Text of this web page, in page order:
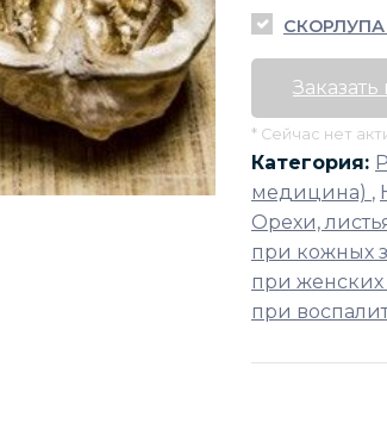
* Сейчас нет
Категория:
медицина) ,
Орехи,
при кожных
при женских
при